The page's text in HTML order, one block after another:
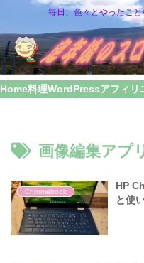
毎日、色々とやったこと
Home料理WordPressアフィリ
画像編集アプ
Chromebook
HP
と使